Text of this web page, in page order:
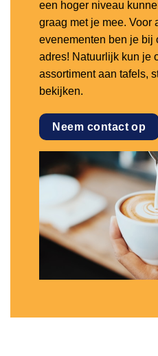
een hoger niveau
graag met je mee. Voor
evenementen ben je bij
adres! Natuurlijk kun je
assortiment aan tafels,
bekijken.
Neem contact op